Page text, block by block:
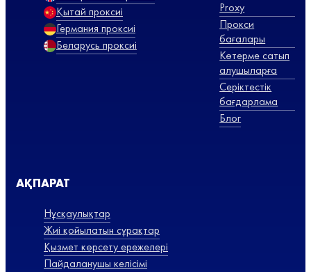
Қытай проксиі
Германия проксиі
Беларусь проксиі
Proxy
Прокси
бағалары
Көтерме сатып
алушыларға
Серіктестік
бағдарлама
Блог
АҚПАРАТ
Нұсқаулықтар
Жиі қойылатын сұрақтар
Қызмет көрсету ережелері
Пайдаланушы келісімі